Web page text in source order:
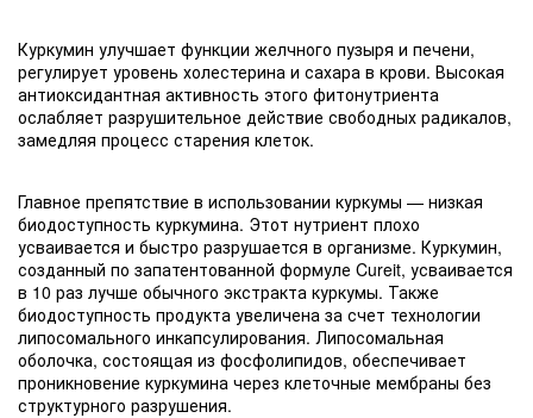
Куркумин улучшает функции желчного пузыря и печени,
регулирует уровень холестерина и сахара в крови. Высокая
антиоксидантная активность этого фитонутриента
ослабляет разрушительное действие свободных радикалов,
замедляя процесс старения клеток.
Главное препятствие в использовании куркумы — низкая
биодоступность куркумина. Этот нутриент плохо
усваивается и быстро разрушается в организме. Куркумин,
созданный по запатентованной формуле Cureit, усваивается
в 10 раз лучше обычного экстракта куркумы. Также
биодоступность продукта увеличена за счет технологии
липосомального инкапсулирования. Липосомальная
оболочка, состоящая из фосфолипидов, обеспечивает
проникновение куркумина через клеточные мембраны без
структурного разрушения.